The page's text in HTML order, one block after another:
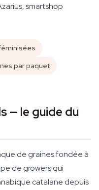
smartshop
par paquet
— le guide du
de graines fondée à
de growers qui
catalane depuis